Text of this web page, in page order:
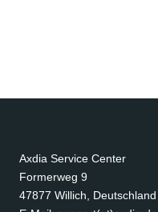
Axdia Service Center
Formerweg 9
47877 Willich
Deutschland